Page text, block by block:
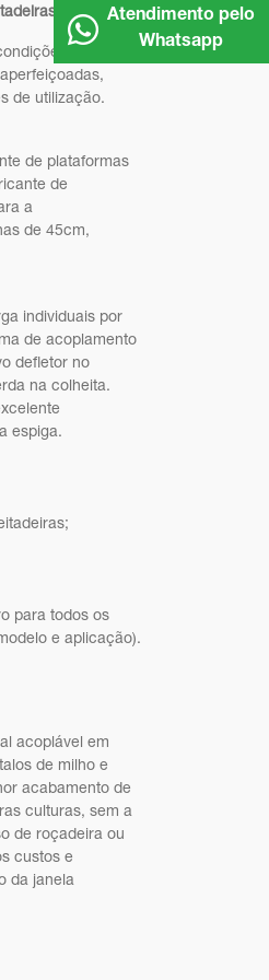
do Brasil
de
de utilização.
de plataformas
de
a
de 45cm,
individuais por
de acoplamento
defletor no
na colheita.
espiga.
para todos os
e aplicação).
acoplável em
de milho e
acabamento de
culturas, sem a
de roçadeira ou
custos e
da janela
Atendimento pelo
Whatsapp